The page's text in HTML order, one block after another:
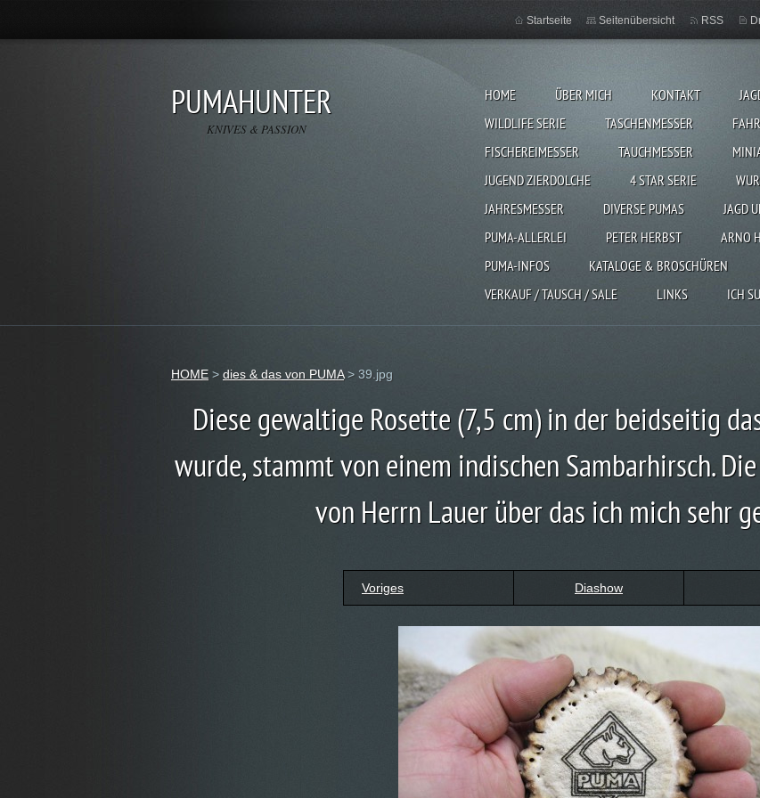
PUMAHUNTER
KNIVES & PASSION
HOME ÜBER MICH KONTAKT
WILDLIFE SERIE
TASCHENMESSER
FISCHEREIMESSER
TAUCHMESSER
JUGEND ZIERDOLCHE
4 STAR SERIE
JAHRESMESSER
DIVERSE PUMAS JAGD
PUMA-ALLERLEI
PETER HERBST ARNO
PUMA-INFOS
KATALOGE & BROSCHÜREN
VERKAUF / TAUSCH / SALE
LINKS ICH
Startseite Seitenübersicht RSS
HOME > dies & das von PUMA > 39.jpg
Diese gewaltige Rosette (7,5 cm) in der beidseitig
wurde, stammt von einem indischen Sambarhirsch.
von Herrn Lauer über das ich mich sehr
Voriges Diashow